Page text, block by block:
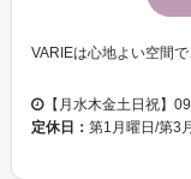
【月水木金土日祝】
定休日： 第1月曜日/第3